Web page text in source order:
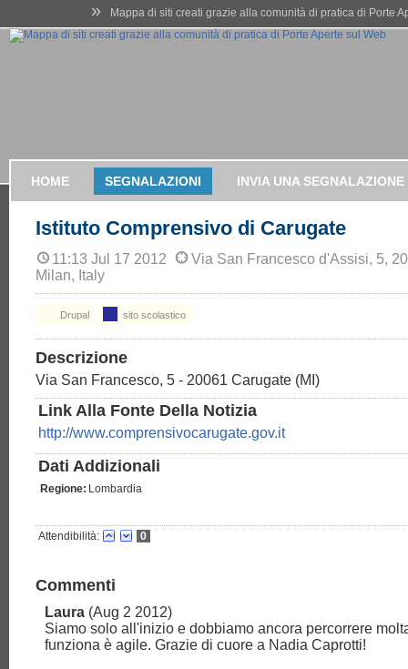
» Mappa di siti creati grazie alla comunità di pratica di Porte
HOME SEGNALAZIONI INVIA UNA SEGNALAZIONE
Istituto Comprensivo di Carugate
11:13 Jul 17 2012
Via San Francesco d'Assisi, 5,
Milan, Italy
Drupal sito scolastico
Descrizione
Via San Francesco, 5 - 20061 Carugate (MI)
Link Alla Fonte Della Notizia
http://www.comprensivocarugate.gov.it
Dati Addizionali
Regione: Lombardia
Attendibilità: 0
Commenti
Laura (Aug 2 2012)
Siamo solo all'inizio e dobbiamo ancora percorrere
funziona è agile. Grazie di cuore a Nadia Caprotti!